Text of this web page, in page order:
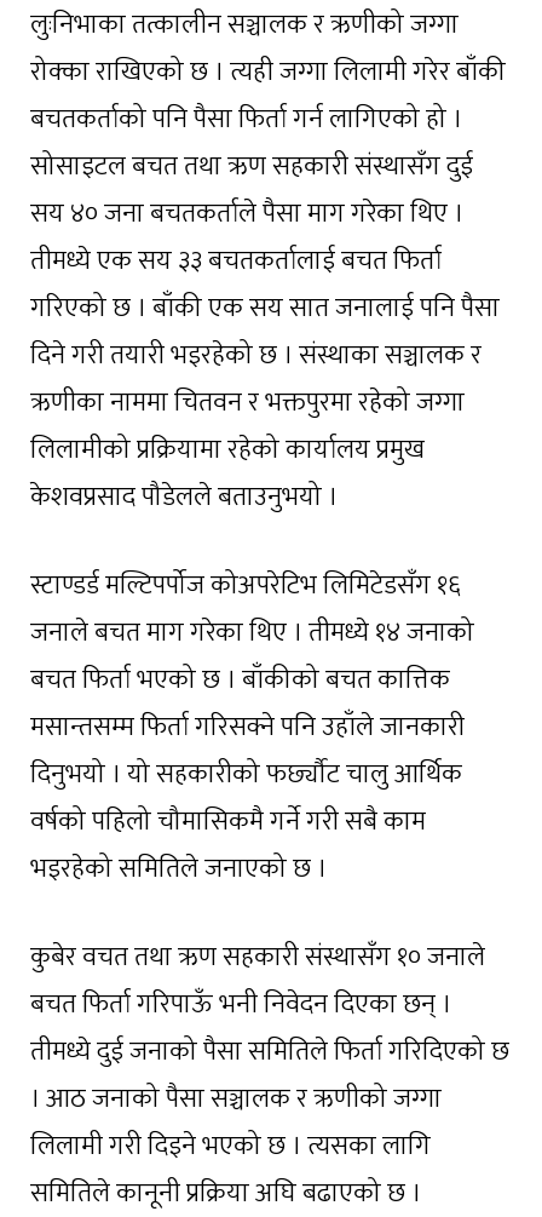
लुःनिभाका तत्कालीन सञ्चालक र ऋणीको जग्गा
रोक्का राखिएको छ । त्यही जग्गा लिलामी गरेर बाँकी
बचतकर्ताको पनि पैसा फिर्ता गर्न लागिएको हो ।
सोसाइटल बचत तथा ऋण सहकारी संस्थासँग दुई
सय ४० जना बचतकर्ताले पैसा माग गरेका थिए ।
तीमध्ये एक सय ३३ बचतकर्तालाई बचत फिर्ता
गरिएको छ । बाँकी एक सय सात जनालाई पनि पैसा
दिने गरी तयारी भइरहेको छ । संस्थाका सञ्चालक र
ऋणीका नाममा चितवन र भक्तपुरमा रहेको जग्गा
लिलामीको प्रक्रियामा रहेको कार्यालय प्रमुख
केशवप्रसाद पौडेलले बताउनुभयो ।
स्टाण्डर्ड मल्टिपर्पोज कोअपरेटिभ लिमिटेडसँग १६
जनाले बचत माग गरेका थिए । तीमध्ये १४ जनाको
बचत फिर्ता भएको छ । बाँकीको बचत कात्तिक
मसान्तसम्म फिर्ता गरिसक्ने पनि उहाँले जानकारी
दिनुभयो । यो सहकारीको फर्छ्यौट चालु आर्थिक
वर्षको पहिलो चौमासिकमै गर्ने गरी सबै काम
भइरहेको समितिले जनाएको छ ।
कुबेर वचत तथा ऋण सहकारी संस्थासँग १० जनाले
बचत फिर्ता गरिपाऊँ भनी निवेदन दिएका छन् ।
तीमध्ये दुई जनाको पैसा समितिले फिर्ता गरिदिएको छ
। आठ जनाको पैसा सञ्चालक र ऋणीको जग्गा
लिलामी गरी दिइने भएको छ । त्यसका लागि
समितिले कानूनी प्रक्रिया अघि बढाएको छ ।